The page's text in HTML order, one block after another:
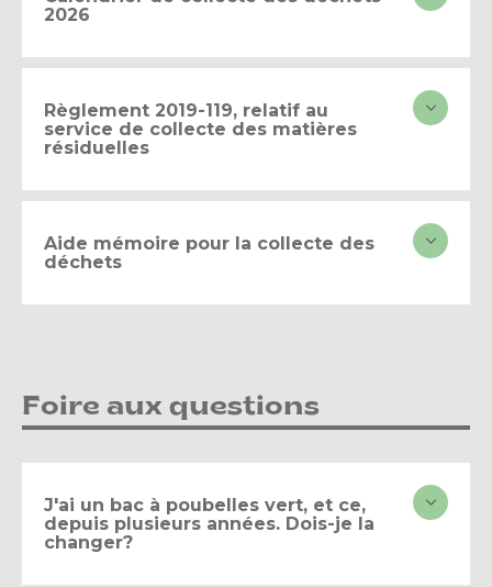
2026
Règlement 2019-119, relatif au
service de collecte des matières
résiduelles
Aide mémoire pour la collecte des
déchets
Foire aux questions
J'ai un bac à poubelles vert, et ce,
depuis plusieurs années. Dois-je la
changer?